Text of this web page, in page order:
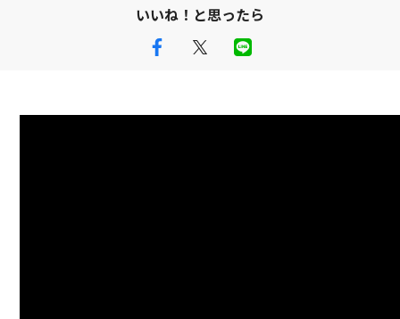
いいね！と思ったら